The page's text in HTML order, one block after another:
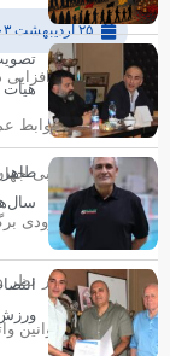
۲۵ اردیبهشت ۱۴۰۳
دوره دانش افزایی داوران
به گزارش روابط
ورزشی شیرودی
این دوره زیر نظر
مروری بر قوانین